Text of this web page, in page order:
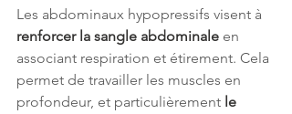
Les abdominaux hypopressifs visent à
renforcer la sangle abdominale en
associant respiration et étirement. Cela
permet de travailler les muscles en
profondeur, et particulièrement le